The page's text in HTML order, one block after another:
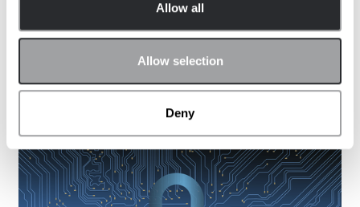
Allow all
Allow selection
Deny
NOVEMBER 15, 2024